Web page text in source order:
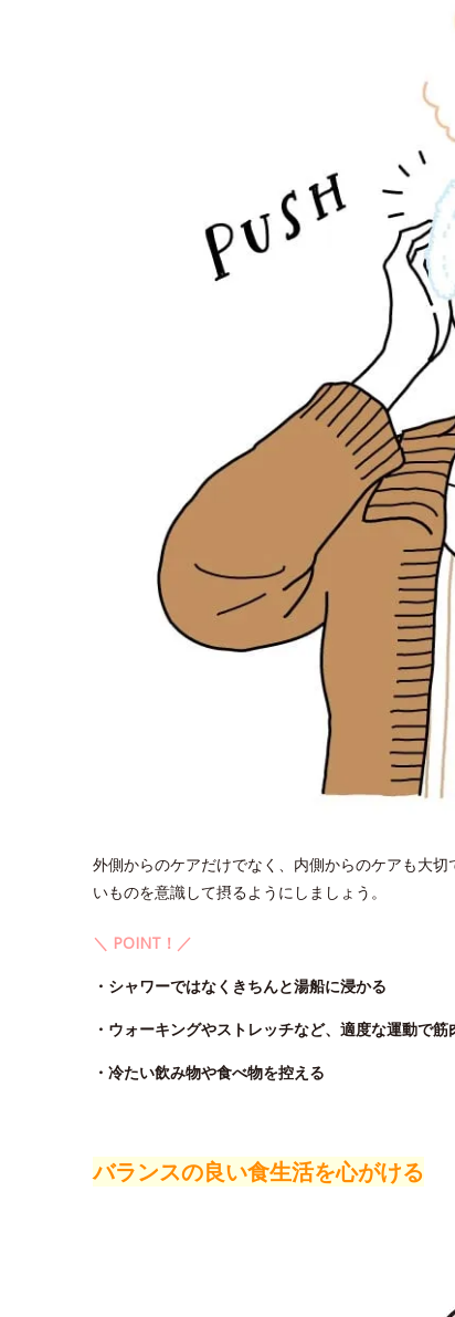
外側からのケアだけでなく、内側からのケアも大
いものを意識して摂るようにしましょう。
＼ POINT！／
・シャワーではなくきちんと湯船に浸かる
・ウォーキングやストレッチなど、適度な運動で
・冷たい飲み物や食べ物を控える
バランスの良い食生活を心がける